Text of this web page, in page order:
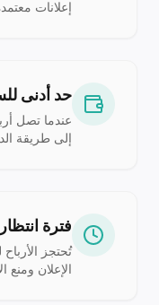
إعلانات
حد أدنى
إلى طريقة
فترة انتظار 7 أيام
الإعلان ومنع